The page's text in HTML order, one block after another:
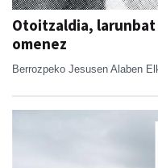
Otoitzaldia, larunbat
omenez
Berrozpeko Jesusen Alaben